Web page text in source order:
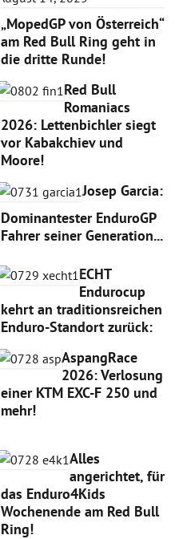
„MopedGP von Österreich“
am Red Bull Ring geht in
die dritte Runde!
Red Bull
Romaniacs
2026: Lettenbichler siegt
vor Kabakchiev und
Moore!
Josep Garcia:
Dominantester EnduroGP
Fahrer seiner Generation...
ECHT
Endurocup
kehrt an traditionsreichen
Enduro-Standort zurück:
AspangRace
2026: Verlosung
einer KTM EXC-F 250 und
mehr!
Alles
angerichtet, für
das Enduro4Kids
Wochenende am Red Bull
Ring!